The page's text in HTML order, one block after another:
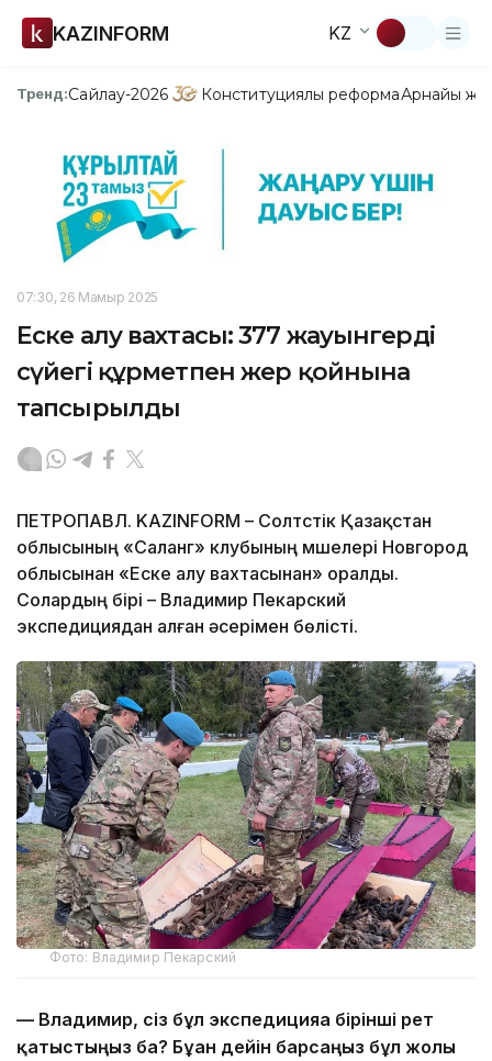
KAZINFORM KZ
Тренд:Сайлау-2026 Конституциялық реформаАрнайы
07:30, 26 Мамыр 2025
Еске алу вахтасы: 377 жауынгердің
сүйегі құрметпен жер қойнына
тапсырылды
ПЕТРОПАВЛ. KAZINFORM – Солтүстік Қазақстан
облысының «Саланг» клубының мүшелері Новгород
облысынан «Еске алу вахтасынан» оралды.
Солардың бірі – Владимир Пекарский
экспедициядан алған әсерімен бөлісті.
Фото: Владимир Пекарский
— Владимир, сіз бұл экспедицияға бірінші рет
қатыстыңыз ба? Бұған дейін барсаңыз бұл жолғы